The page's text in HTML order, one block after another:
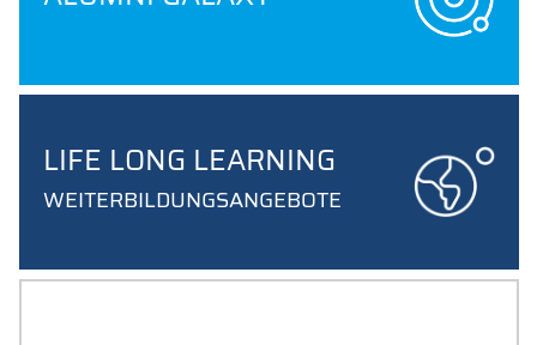
LIFE LONG LEARNING
WEITERBILDUNGSANGEBOTE